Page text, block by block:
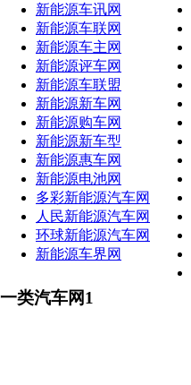
新能源车讯网
新能源车联网
新能源车主网
新能源评车网
新能源车联盟
新能源新车网
新能源购车网
新能源新车型
新能源惠车网
新能源电池网
多彩新能源汽车网
人民新能源汽车网
环球新能源汽车网
新能源车界网
一类汽车网1